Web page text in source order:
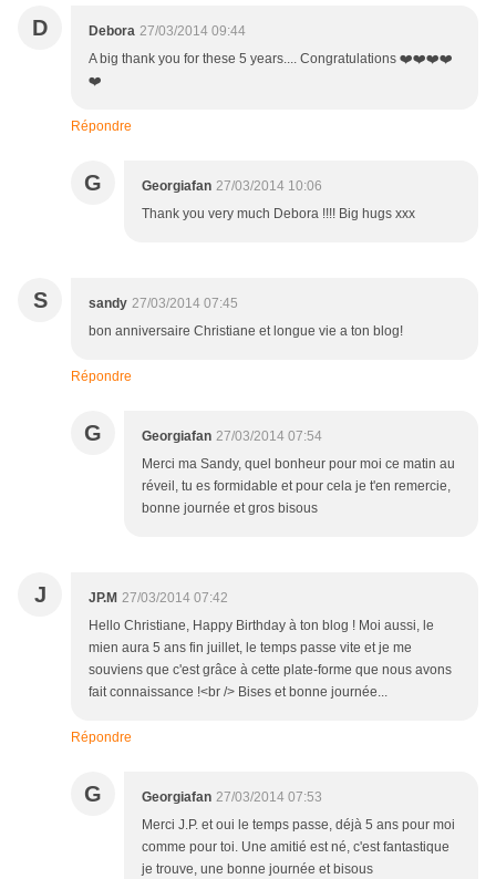
D Debora 27/03/2014 09:44
A big thank you for these 5 years.... Congratulations ❤️❤️❤️❤️
❤️
Répondre
G Georgiafan 27/03/2014 10:06
Thank you very much Debora !!!! Big hugs xxx
S sandy 27/03/2014 07:45
bon anniversaire Christiane et longue vie a ton blog!
Répondre
G Georgiafan 27/03/2014 07:54
Merci ma Sandy, quel bonheur pour moi ce matin au
réveil, tu es formidable et pour cela je t'en remercie,
bonne journée et gros bisous
J JP.M 27/03/2014 07:42
Hello Christiane, Happy Birthday à ton blog ! Moi aussi, le
mien aura 5 ans fin juillet, le temps passe vite et je me
souviens que c'est grâce à cette plate-forme que nous avons
fait connaissance !<br /> Bises et bonne journée...
Répondre
G Georgiafan 27/03/2014 07:53
Merci J.P. et oui le temps passe, déjà 5 ans pour moi
comme pour toi. Une amitié est né, c'est fantastique
je trouve, une bonne journée et bisous